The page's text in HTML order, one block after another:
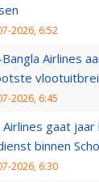
2026, 6:52
Bangla Airlines
2026, 6:45
Airlines gaat
binnen
2026, 6:30